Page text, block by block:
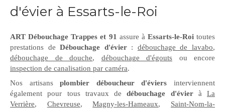
d'évier à Essarts-le-Roi
ART Débouchage Trappes et 91 assure à Essarts-le-Roitoutes
prestations deDébouchage d'évier: débouchage de lavabo,
débouchage de douche, débouchage d'égouts ou encore
inspection de canalisation par caméra.
Nos artisansplombier déboucheur d'éviers interviennent
également pour tous travaux dedébouchage d'évierà La
Verrière, Chevreuse,Magny-les-Hameaux, Saint-Nom-la-